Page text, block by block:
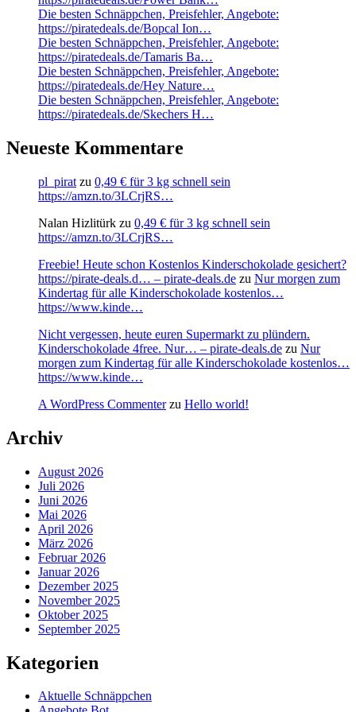
Die besten Schnäppchen, Preisfehler, Angebote:
https://piratedeals.de/Bopcal Ion…
Die besten Schnäppchen, Preisfehler, Angebote:
https://piratedeals.de/Tamaris Ba…
Die besten Schnäppchen, Preisfehler, Angebote:
https://piratedeals.de/Hey Nature…
Die besten Schnäppchen, Preisfehler, Angebote:
https://piratedeals.de/Skechers H…
Neueste Kommentare
pl_pirat zu 0,49 € für 3 kg schnell sein
https://amzn.to/3LCrjRS…
Nalan Hizlitürk zu 0,49 € für 3 kg schnell sein
https://amzn.to/3LCrjRS…
Freebie! Heute schon Kostenlos Kinderschokolade gesichert?
https://pirate-deals.d… – pirate-deals.de zu Nur morgen zum
Kindertag für alle Kinderschokolade kostenlos…
https://www.kinde…
Nicht vergessen, heute euren Supermarkt zu plündern.
Kinderschokolade 4free. Nur… – pirate-deals.de zu Nur
morgen zum Kindertag für alle Kinderschokolade kostenlos…
https://www.kinde…
A WordPress Commenterzu Hello world!
Archiv
August 2026
Juli 2026
Juni 2026
Mai 2026
April 2026
März 2026
Februar 2026
Januar 2026
Dezember 2025
November 2025
Oktober 2025
September 2025
Kategorien
Aktuelle Schnäppchen